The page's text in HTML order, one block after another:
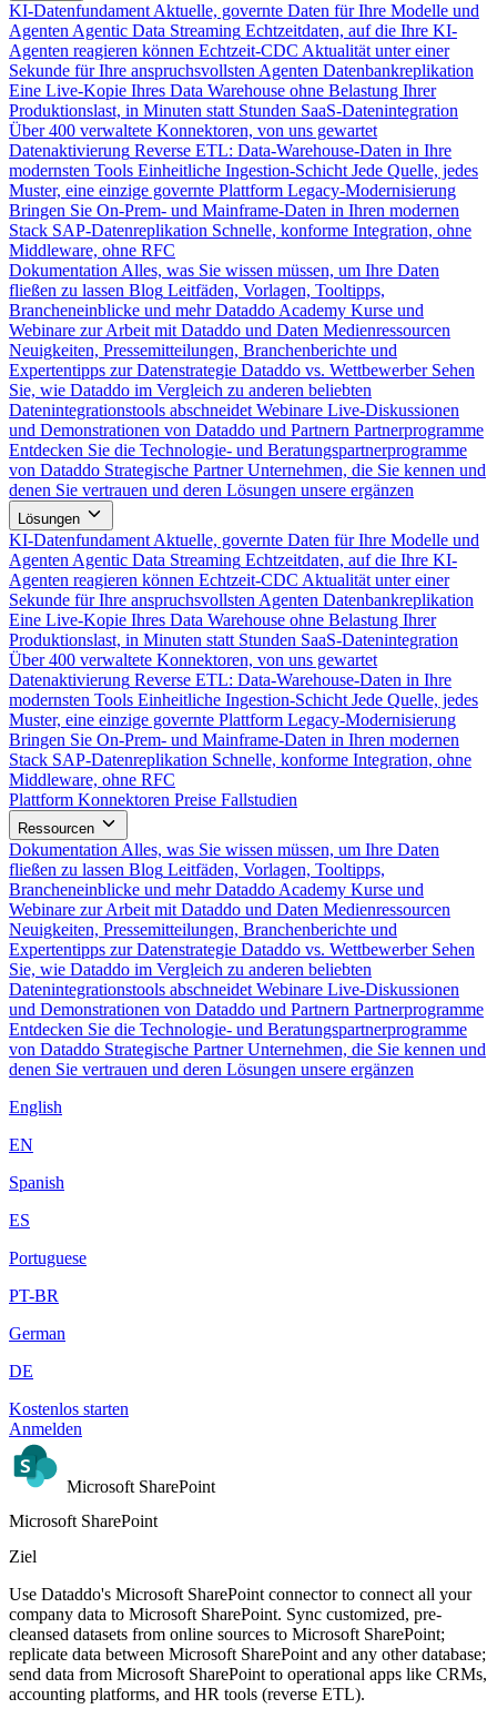
KI-Datenfundament Aktuelle, governte Daten für Ihre Modelle und
Agenten Agentic Data Streaming Echtzeitdaten, auf die Ihre KI-
Agenten reagieren können Echtzeit-CDC Aktualität unter einer
Sekunde für Ihre anspruchsvollsten Agenten Datenbankreplikation
Eine Live-Kopie Ihres Data Warehouse ohne Belastung Ihrer
Produktionslast, in Minuten statt Stunden SaaS-Datenintegration
Über 400 verwaltete Konnektoren, von uns gewartet
Datenaktivierung Reverse ETL: Data-Warehouse-Daten in Ihre
modernsten Tools Einheitliche Ingestion-Schicht Jede Quelle, jedes
Muster, eine einzige governte Plattform Legacy-Modernisierung
Bringen Sie On-Prem- und Mainframe-Daten in Ihren modernen
Stack SAP-Datenreplikation Schnelle, konforme Integration, ohne
Middleware, ohne RFC
Dokumentation Alles, was Sie wissen müssen, um Ihre Daten
fließen zu lassen Blog Leitfäden, Vorlagen, Tooltipps,
Brancheneinblicke und mehr Dataddo Academy Kurse und
Webinare zur Arbeit mit Dataddo und Daten Medienressourcen
Neuigkeiten, Pressemitteilungen, Branchenberichte und
Expertentipps zur Datenstrategie Dataddo vs. Wettbewerber Sehen
Sie, wie Dataddo im Vergleich zu anderen beliebten
Datenintegrationstools abschneidet Webinare Live-Diskussionen
und Demonstrationen von Dataddo und Partnern Partnerprogramme
Entdecken Sie die Technologie- und Beratungspartnerprogramme
von Dataddo Strategische Partner Unternehmen, die Sie kennen und
denen Sie vertrauen und deren Lösungen unsere ergänzen
Lösungen
KI-Datenfundament Aktuelle, governte Daten für Ihre Modelle und
Agenten Agentic Data Streaming Echtzeitdaten, auf die Ihre KI-
Agenten reagieren können Echtzeit-CDC Aktualität unter einer
Sekunde für Ihre anspruchsvollsten Agenten Datenbankreplikation
Eine Live-Kopie Ihres Data Warehouse ohne Belastung Ihrer
Produktionslast, in Minuten statt Stunden SaaS-Datenintegration
Über 400 verwaltete Konnektoren, von uns gewartet
Datenaktivierung Reverse ETL: Data-Warehouse-Daten in Ihre
modernsten Tools Einheitliche Ingestion-Schicht Jede Quelle, jedes
Muster, eine einzige governte Plattform Legacy-Modernisierung
Bringen Sie On-Prem- und Mainframe-Daten in Ihren modernen
Stack SAP-Datenreplikation Schnelle, konforme Integration, ohne
Middleware, ohne RFC
Plattform Konnektoren Preise Fallstudien
Ressourcen
Dokumentation Alles, was Sie wissen müssen, um Ihre Daten
fließen zu lassen Blog Leitfäden, Vorlagen, Tooltipps,
Brancheneinblicke und mehr Dataddo Academy Kurse und
Webinare zur Arbeit mit Dataddo und Daten Medienressourcen
Neuigkeiten, Pressemitteilungen, Branchenberichte und
Expertentipps zur Datenstrategie Dataddo vs. Wettbewerber Sehen
Sie, wie Dataddo im Vergleich zu anderen beliebten
Datenintegrationstools abschneidet Webinare Live-Diskussionen
und Demonstrationen von Dataddo und Partnern Partnerprogramme
Entdecken Sie die Technologie- und Beratungspartnerprogramme
von Dataddo Strategische Partner Unternehmen, die Sie kennen und
denen Sie vertrauen und deren Lösungen unsere ergänzen
English
EN
Spanish
ES
Portuguese
PT-BR
German
DE
Kostenlos starten
Anmelden
Microsoft SharePoint
Microsoft SharePoint
Ziel
Use Dataddo's Microsoft SharePoint connector to connect all your
company data to Microsoft SharePoint. Sync customized, pre-
cleansed datasets from online sources to Microsoft SharePoint;
replicate data between Microsoft SharePoint and any other database;
send data from Microsoft SharePoint to operational apps like CRMs,
accounting platforms, and HR tools (reverse ETL).